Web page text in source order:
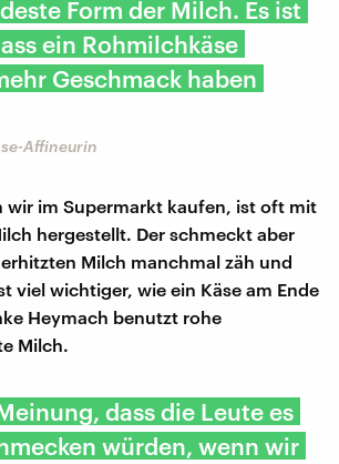
Form der Milch. Es ist
ein Rohmilchkäse
Geschmack haben
Affineurin
wir im Supermarkt kaufen, ist oft mit
hergestellt. Der schmeckt aber
Milch manchmal zäh und
viel wichtiger, wie ein Käse am Ende
Heymach benutzt rohe
Milch.
dass die Leute es
würden, wenn wir